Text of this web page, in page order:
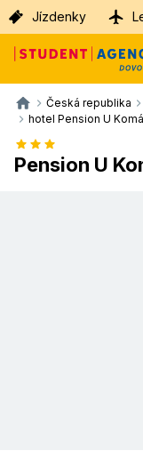
Jízdenky
Česká republika
hotel Pension U
Pension U